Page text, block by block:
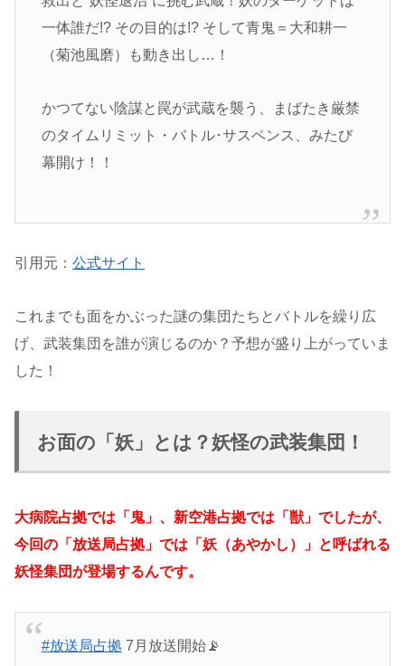
一体誰だ!? その目的は!? そして青鬼＝大和耕一
（菊池風磨）も動き出し…！
かつてない陰謀と罠が武蔵を襲う、まばたき厳禁
のタイムリミット・バトル･サスペンス、みたび
幕開け！！
引用元： 公式サイト
これまでも面をかぶった謎の集団たちとバトルを繰り広
げ、武装集団を誰が演じるのか？予想が盛り上がっていま
した！
お面の「妖」とは？妖怪の武装集団！
大病院占拠では「鬼」、新空港占拠では「獣」でしたが、
今回の「放送局占拠」では「妖（あやかし）」と呼ばれる
妖怪集団が登場するんです。
#放送局占拠7月放送開始📡